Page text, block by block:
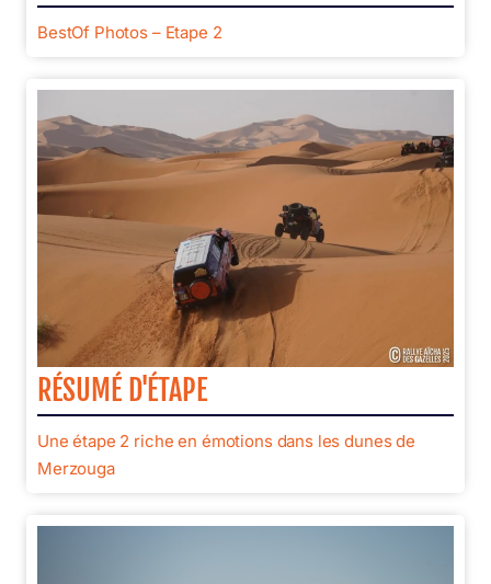
BestOf Photos – Etape 2
RÉSUMÉ D'ÉTAPE
Une étape 2 riche en émotions dans les dunes de
Merzouga